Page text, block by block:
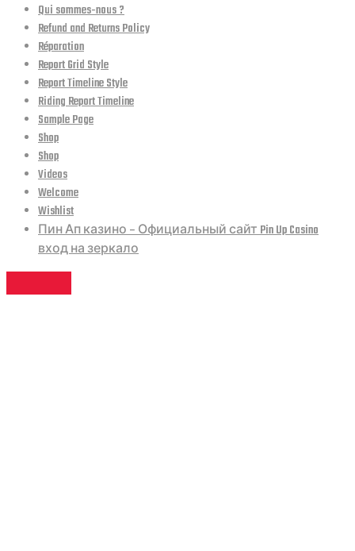
Qui sommes-nous ?
Refund and Returns Policy
Réparation
Report Grid Style
Report Timeline Style
Riding Report Timeline
Sample Page
Shop
Shop
Videos
Welcome
Wishlist
Пин Ап казино – Официальный сайт Pin Up Casino
вход на зеркало